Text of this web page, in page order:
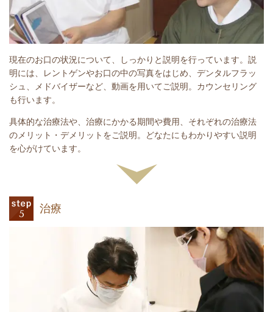
現在のお口の状況について、しっかりと説明を行っています。説
明には、レントゲンやお口の中の写真をはじめ、デンタルフラッ
シュ、メドバイザーなど、動画を用いてご説明。カウンセリング
も行います。
具体的な治療法や、治療にかかる期間や費用、それぞれの治療法
のメリット・デメリットをご説明。どなたにもわかりやすい説明
を心がけています。
治療